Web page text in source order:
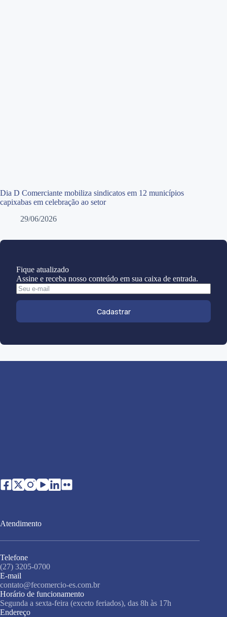
Dia D Comerciante mobiliza sindicatos em 12 municípios
capixabas em celebração ao setor
29/06/2026
Fique atualizado
Assine e receba nosso conteúdo em sua caixa de entrada.
Cadastrar
Atendimento
Telefone
(27) 3205-0700
E-mail
contato@fecomercio-es.com.br
Horário de funcionamento
Segunda a sexta-feira (exceto feriados), das 8h às 17h
Endereço